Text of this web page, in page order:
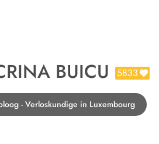
BUICU 5833
- Verloskundige in Luxembourg